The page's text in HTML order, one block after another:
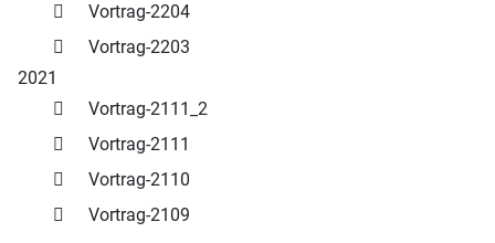
Vortrag-2204
Vortrag-2203
2021
Vortrag-2111_2
Vortrag-2111
Vortrag-2110
Vortrag-2109